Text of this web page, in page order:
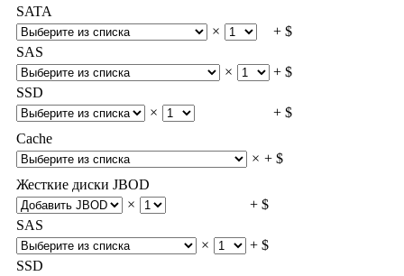
SATA
×
+ $
SAS
×
+ $
SSD
×
+ $
Cache
× + $
Жесткие диски JBOD
×
+ $
SAS
×
+ $
SSD